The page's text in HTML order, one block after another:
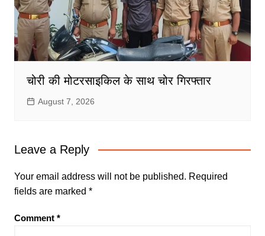
चोरी की मोटरसाइकिल के साथ चोर गिरफ्तार
August 7, 2026
Leave a Reply
Your email address will not be published. Required
fields are marked *
Comment *